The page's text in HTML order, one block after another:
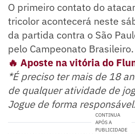
O primeiro contato do
tricolor acontecerá neste
da partida contra o São
pelo Campeonato Brasileiro.
🔥 Aposte na vitória do
*É preciso ter mais de 18
de qualquer atividade de
Jogue de forma
CONTINUA
APÓS A
PUBLICIDADE